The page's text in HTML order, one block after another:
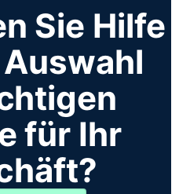
Sie Hilfe
für Ihr